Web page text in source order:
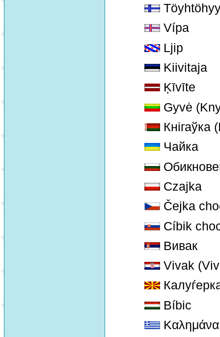
Vípa
Ljip
Kiivitaja
Ķīvīte
Gyvė
Кнігаўка
Чайка
Czajka
Čejka
Cíbik
Вивак
Vivak
Bíbic
Καλημάνα